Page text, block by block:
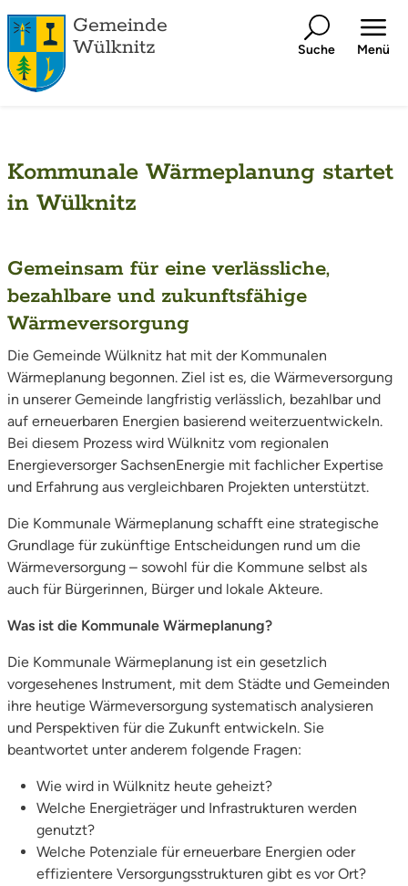
Gemeinde
Wülknitz
Suche Menü
Kommunale Wärmeplanung startet
in Wülknitz
Gemeinsam für eine verlässliche,
bezahlbare und zukunftsfähige
Wärmeversorgung
Die Gemeinde Wülknitz hat mit der Kommunalen
Wärmeplanung begonnen. Ziel ist es, die Wärmeversorgung
in unserer Gemeinde langfristig verlässlich, bezahlbar und
auf erneuerbaren Energien basierend weiterzuentwickeln.
Bei diesem Prozess wird Wülknitz vom regionalen
Energieversorger SachsenEnergie mit fachlicher Expertise
und Erfahrung aus vergleichbaren Projekten unterstützt.
Die Kommunale Wärmeplanung schafft eine strategische
Grundlage für zukünftige Entscheidungen rund um die
Wärmeversorgung – sowohl für die Kommune selbst als
auch für Bürgerinnen, Bürger und lokale Akteure.
Was ist die Kommunale Wärmeplanung?
Die Kommunale Wärmeplanung ist ein gesetzlich
vorgesehenes Instrument, mit dem Städte und Gemeinden
ihre heutige Wärmeversorgung systematisch analysieren
und Perspektiven für die Zukunft entwickeln. Sie
beantwortet unter anderem folgende Fragen:
Wie wird in Wülknitz heute geheizt?
Welche Energieträger und Infrastrukturen werden
genutzt?
Welche Potenziale für erneuerbare Energien oder
effizientere Versorgungsstrukturen gibt es vor Ort?